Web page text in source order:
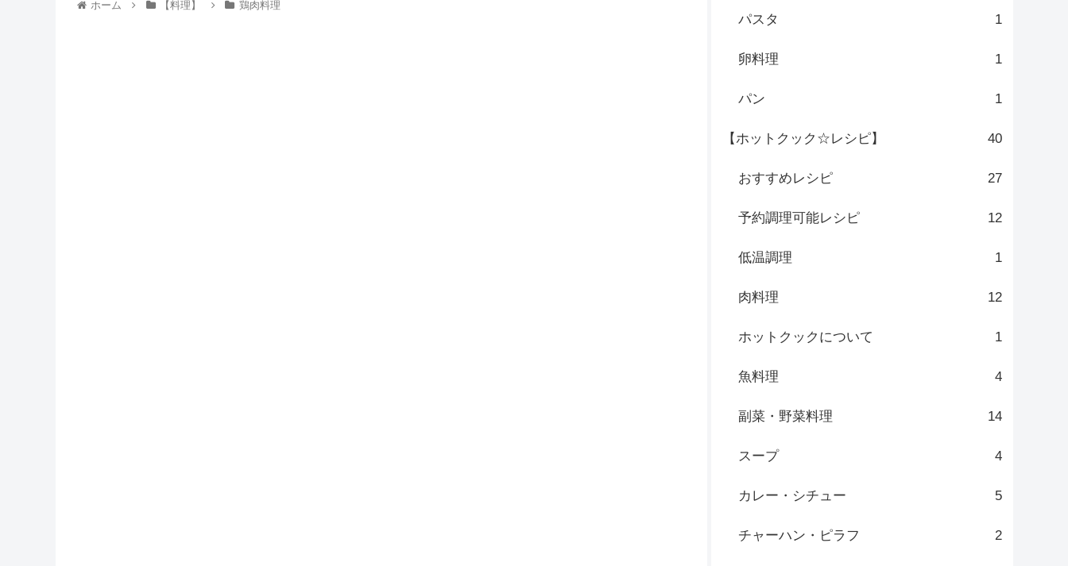
ホーム 【料理】 鶏肉料理
パスタ 1
卵料理 1
パン 1
【ホットクック☆レシピ】 40
おすすめレシピ 27
予約調理可能レシピ 12
低温調理 1
肉料理 12
ホットクックについて 1
魚料理 4
副菜・野菜料理 14
スープ 4
カレー・シチュー 5
チャーハン・ピラフ 2